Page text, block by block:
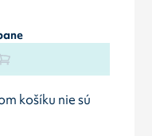
košíku nie sú